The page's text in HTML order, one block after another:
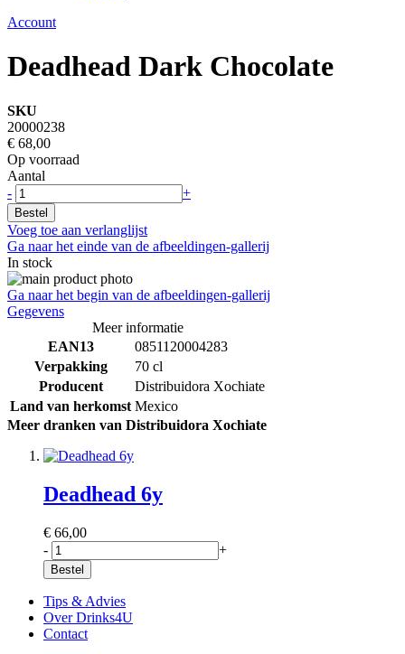
Account
Deadhead Dark Chocolate
SKU
20000238
€ 68,00
Op voorraad
Aantal
-
+
Bestel
Voeg toe aan verlanglijst
Ga naar het einde van de afbeeldingen-gallerij
In stock
Ga naar het begin van de afbeeldingen-gallerij
Gegevens
Meer informatie
EAN13
0851120004283
Verpakking
70 cl
Producent
Distribuidora Xochiate
Land van herkomst Mexico
Meer dranken van Distribuidora Xochiate
Deadhead 6y
€ 66,00
-
+
Bestel
Tips & Advies
Over Drinks4U
Contact